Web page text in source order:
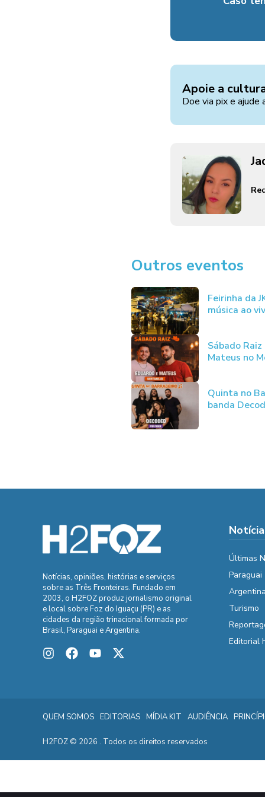
Apoie a
Doe via pix e ajude
Outros eventos
Feirinha da
música ao
Sábado
Mateus no
Quinta no
banda
Notícias, opiniões, histórias e serviços
sobre as Três Fronteiras. Fundado em
2003, o H2FOZ produz jornalismo original
e local sobre Foz do Iguaçu (PR) e as
cidades da região trinacional formada por
Brasil, Paraguai e Argentina.
Últimas
Paraguai
Turismo
Editorial
QUEM SOMOS EDITORIAS MÍDIA KIT AUDIÊNCIA
H2FOZ © 2026 . Todos os direitos reservados